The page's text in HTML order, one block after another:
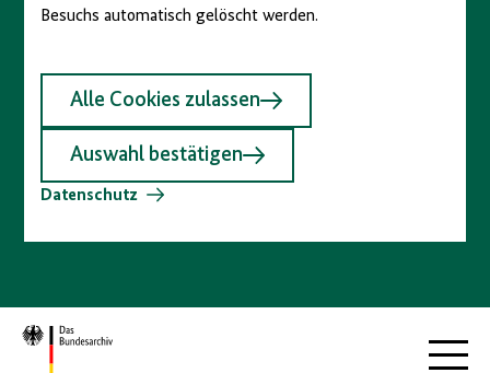
Besuchs automatisch gelöscht werden.
Alle Cookies zulassen
Auswahl bestätigen
Datenschutz
Zur
Startseite